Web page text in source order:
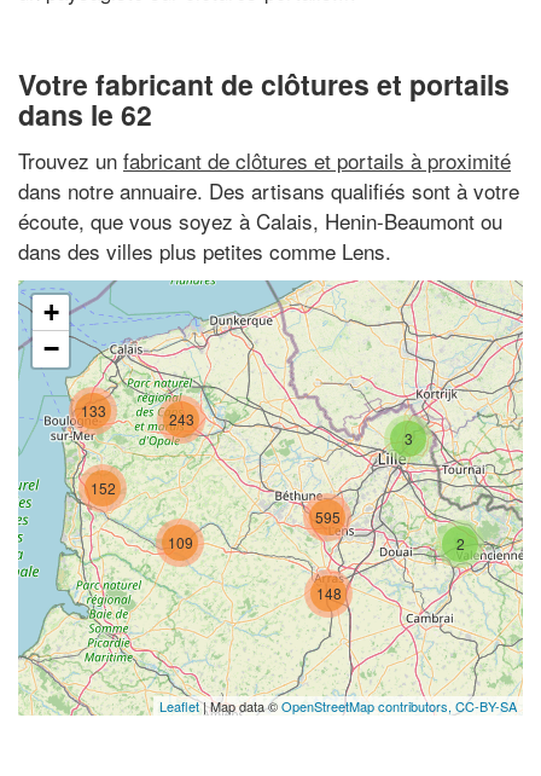
Votre fabricant de clôtures et portails
dans le 62
Trouvez un fabricant de clôtures et portails à proximité
dans notre annuaire. Des artisans qualifiés sont à votre
écoute, que vous soyez à Calais, Henin-Beaumont ou
dans des villes plus petites comme Lens.
109
133
152
2
3
148
243
595
+
−
Leaflet| Map data ©OpenStreetMap contributors, CC-BY-SA